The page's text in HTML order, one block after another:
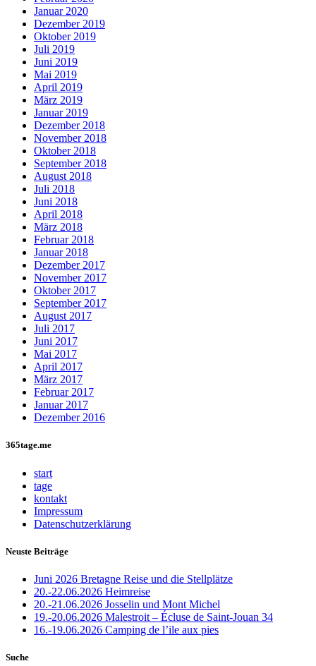
Januar 2020
Dezember 2019
Oktober 2019
Juli 2019
Juni 2019
Mai 2019
April 2019
März 2019
Januar 2019
Dezember 2018
November 2018
Oktober 2018
September 2018
August 2018
Juli 2018
Juni 2018
April 2018
März 2018
Februar 2018
Januar 2018
Dezember 2017
November 2017
Oktober 2017
September 2017
August 2017
Juli 2017
Juni 2017
Mai 2017
April 2017
März 2017
Februar 2017
Januar 2017
Dezember 2016
365tage.me
start
tage
kontakt
Impressum
Datenschutzerklärung
Neuste Beiträge
Juni 2026 Bretagne Reise und die Stellplätze
20.-22.06.2026 Heimreise
20.-21.06.2026 Josselin und Mont Michel
19.-20.06.2026 Malestroit – Écluse de Saint-Jouan 34
16.-19.06.2026 Camping de l’ile aux pies
Suche